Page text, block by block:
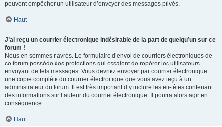
peuvent empêcher un utilisateur d’envoyer des messages privés.
Haut
J’ai reçu un courrier électronique indésirable de la part de quelqu’un sur ce
forum !
Nous en sommes navrés. Le formulaire d’envoi de courriers électroniques de
ce forum possède des protections qui essaient de repérer les utilisateurs
envoyant de tels messages. Vous devriez envoyer par courrier électronique
une copie complète du courrier électronique que vous avez reçu à un
administrateur du forum. Il est très important d’y inclure les en-têtes contenant
des informations sur l’auteur du courrier électronique. Il pourra alors agir en
conséquence.
Haut